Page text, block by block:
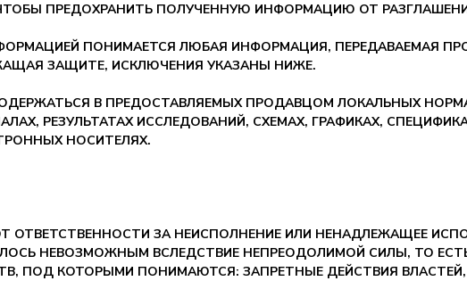
ПРЕДОХРАНИТЬ ПОЛУЧЕННУЮ ИНФОРМАЦИЮ ОТ
ПОНИМАЕТСЯ ЛЮБАЯ ИНФОРМАЦИЯ, ПЕРЕДАВАЕМАЯ
ЗАЩИТЕ, ИСКЛЮЧЕНИЯ УКАЗАНЫ НИЖЕ.
В ПРЕДОСТАВЛЯЕМЫХ ПРОДАВЦОМ ЛОКАЛЬНЫХ
РЕЗУЛЬТАТАХ ИССЛЕДОВАНИЙ, СХЕМАХ, ГРАФИКАХ,
НОСИТЕЛЯХ.
ЗА НЕИСПОЛНЕНИЕ ИЛИ НЕНАДЛЕЖАЩЕЕ
НЕВОЗМОЖНЫМ ВСЛЕДСТВИЕ НЕПРЕОДОЛИМОЙ СИЛЫ, ТО
ПОД КОТОРЫМИ ПОНИМАЮТСЯ: ЗАПРЕТНЫЕ ДЕЙСТВИЯ